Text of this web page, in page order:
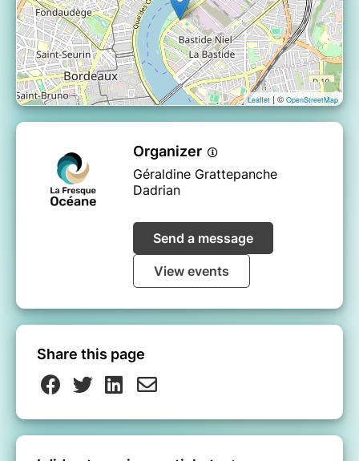
Leaflet| © OpenStreetMap
Organizer
Géraldine Grattepanche
Dadrian
Send a message
View events
Share this page